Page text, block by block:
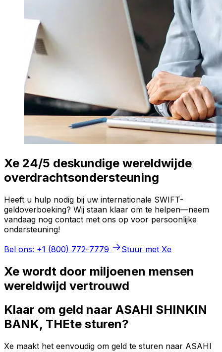
Xe 24/5 deskundige wereldwijde
overdrachtsondersteuning
Heeft u hulp nodig bij uw internationale SWIFT-
geldoverboeking? Wij staan klaar om te helpen—neem
vandaag nog contact met ons op voor persoonlijke
ondersteuning!
Bel ons: +1 (800) 772-7779
Stuur met Xe
Xe wordt door miljoenen mensen
wereldwijd vertrouwd
Klaar om geld naar ASAHI SHINKIN
BANK, THEte sturen?
Xe maakt het eenvoudig om geld te sturen naar ASAHI